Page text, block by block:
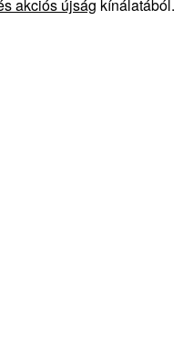
akciós újság kínálatából.